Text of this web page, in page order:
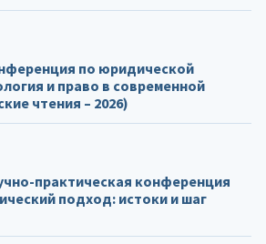
по юридической
и право в современной
чтения – 2026)
практическая конференция
подход: истоки и шаг